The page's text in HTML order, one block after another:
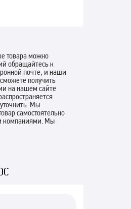
товара можно
обращайтесь к
почте, и наши
получить
на нашем сайте
Мы
самостоятельно
компаниями. Мы